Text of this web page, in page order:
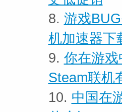
8. 游戏
机加速器下
9. 你在游
Steam联机
10. 中国在